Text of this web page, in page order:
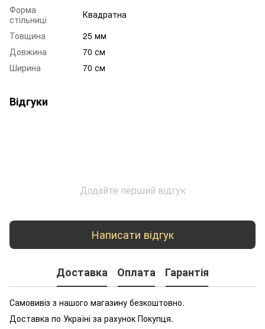
Форма
стільниці
Квадратна
Товщина
25 мм
Довжина
70 см
Ширина
70 см
Відгуки
Додайте перший відгук
Написати відгук
Доставка Оплата Гарантія
Самовивіз з нашого магазину безкоштовно.
Доставка по Україні за рахунок Покупця.